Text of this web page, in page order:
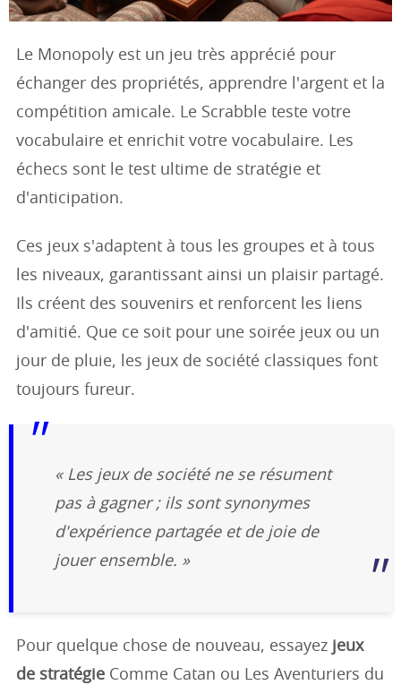
Le Monopoly est un jeu très apprécié pour
échanger des propriétés, apprendre l'argent et la
compétition amicale. Le Scrabble teste votre
vocabulaire et enrichit votre vocabulaire. Les
échecs sont le test ultime de stratégie et
d'anticipation.
Ces jeux s'adaptent à tous les groupes et à tous
les niveaux, garantissant ainsi un plaisir partagé.
Ils créent des souvenirs et renforcent les liens
d'amitié. Que ce soit pour une soirée jeux ou un
jour de pluie, les jeux de société classiques font
toujours fureur.
« Les jeux de société ne se résument
pas à gagner ; ils sont synonymes
d'expérience partagée et de joie de
jouer ensemble. »
Pour quelque chose de nouveau, essayez jeux
de stratégie Comme Catan ou Les Aventuriers du